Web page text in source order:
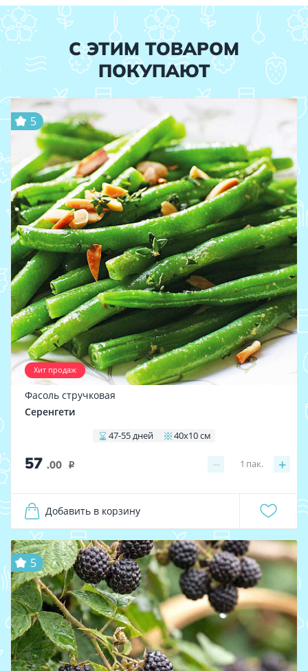
С ЭТИМ ТОВАРОМ
ПОКУПАЮТ
Хит продаж
5
Фасоль стручковая
Серенгети
47-55 дней 40х10 см
57 .00 i − +
1 пак.
Добавить в корзину
5